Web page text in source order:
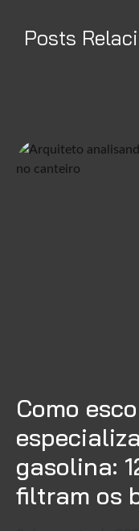
Posts
Como
gasolina:
filtram os